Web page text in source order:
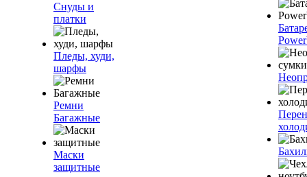
Снуды и
платки
Пледы, худи,
шарфы
Ремни
Багажные
Маски
защитные